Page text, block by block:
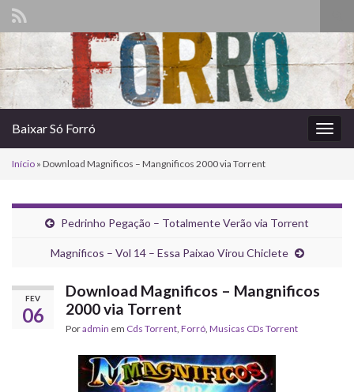
Search for:
Baixar Só Forró
Início » Download Magnificos – Mangnificos 2000 via Torrent
Pedrinho Pegação – Totalmente Verão via Torrent
Magnificos – Vol 14 – Essa Paixao Virou Chiclete
FEV
06
Download Magnificos – Mangnificos
2000 via Torrent
Poradmin em Cds Torrent Forró ‎Musicas CDs Torrent